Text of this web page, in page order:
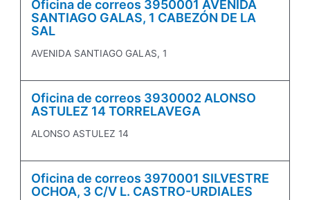
Oficina de correos 3950001 AVENIDA
SANTIAGO GALAS, 1 CABEZÓN DE LA
SAL
AVENIDA SANTIAGO GALAS, 1
Oficina de correos 3930002 ALONSO
ASTULEZ 14 TORRELAVEGA
ALONSO ASTULEZ 14
Oficina de correos 3970001 SILVESTRE
OCHOA, 3 C/V L. CASTRO-URDIALES